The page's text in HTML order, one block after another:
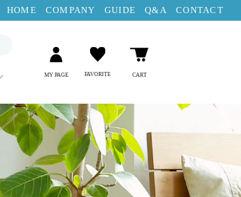
HOME COMPANY GUIDE Q&A CONTACT
MY PAGE FAVORITE CART